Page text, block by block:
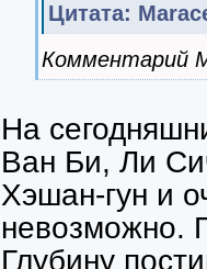
Цитата:
Комментарий
На
Ван Би, Ли
Хэшан-гун и
невозможно.
Глубину